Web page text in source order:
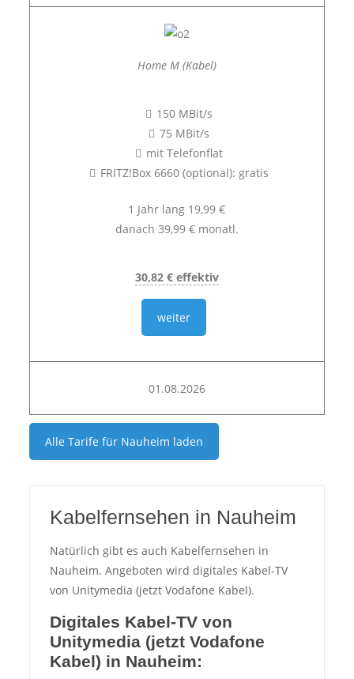
Home M (Kabel)
150 MBit/s
75 MBit/s
mit Telefonflat
FRITZ!Box 6660 (optional): gratis
1 Jahr lang 19,99 €
danach 39,99 € monatl.
30,82 € effektiv
weiter
01.08.2026
Alle Tarife für Nauheim laden
Kabelfernsehen in Nauheim
Natürlich gibt es auch Kabelfernsehen in
Nauheim. Angeboten wird digitales Kabel-TV
von Unitymedia (jetzt Vodafone Kabel).
Digitales Kabel-TV von
Unitymedia (jetzt Vodafone
Kabel) in Nauheim: